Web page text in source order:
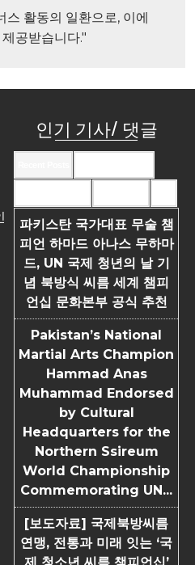
활동의 일환으로, 이에
공받습니다."
인기 기사/ 댓글
파키스탄 국가대표 무술 챔
피언 하마드 아나스 무하마
드, UN 국제 청년의 날 기
념 북방식 씨름 세계 챔피
언십 문화본부 공식 추천
Pakistan’s National
Martial Arts Champion
Hammad Anas
Muhammad Endorsed
by Cultural
Headquarters for the
Northern Ssireum
World Championship
Commemorating UN...
[보도자료] 국제북방씨름
연맹, 전통과 미래 잇는 ‘국